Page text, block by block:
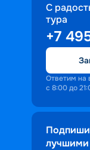
С
тура
+7
Ответим на
с 8:00 до